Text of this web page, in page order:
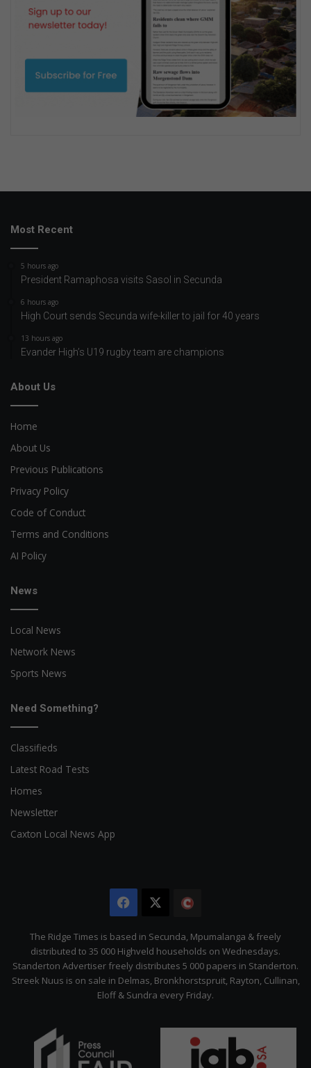
Most Recent
5 hours ago
President Ramaphosa visits Sasol in Secunda
6 hours ago
High Court sends Secunda wife-killer to jail for 40 years
13 hours ago
Evander High’s U19 rugby team are champions
About Us
Home
About Us
Previous Publications
Privacy Policy
Code of Conduct
Terms and Conditions
AI Policy
News
Local News
Network News
Sports News
Need Something?
Classifieds
Latest Road Tests
Homes
Newsletter
Caxton Local News App
Facebook
Citizen
The Ridge Times is based in Secunda, Mpumalanga & freely
distributed to 35 000 Highveld households on Wednesdays.
Standerton Advertiser freely distributes 5 000 papers in Standerton.
Streek Nuus is on sale in Delmas, Bronkhorstspruit, Rayton, Cullinan,
Eloff & Sundra every Friday.